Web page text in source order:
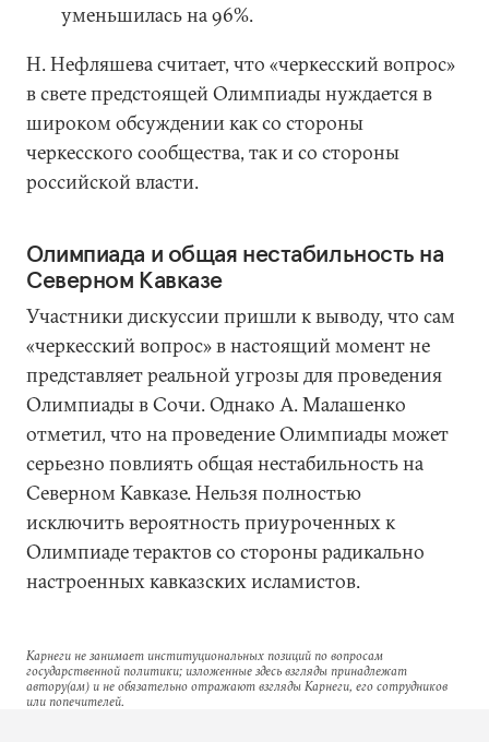
уменьшилась на 96%.
Н. Нефляшева считает, что «черкесский вопрос»
в свете предстоящей Олимпиады нуждается в
широком обсуждении как со стороны
черкесского сообщества, так и со стороны
российской власти.
Олимпиада и общая нестабильность на
Северном Кавказе
Участники дискуссии пришли к выводу, что сам
«черкесский вопрос» в настоящий момент не
представляет реальной угрозы для проведения
Олимпиады в Сочи. Однако А. Малашенко
отметил, что на проведение Олимпиады может
серьезно повлиять общая нестабильность на
Северном Кавказе. Нельзя полностью
исключить вероятность приуроченных к
Олимпиаде терактов со стороны радикально
настроенных кавказских исламистов.
Карнеги не занимает институциональных позиций по вопросам
государственной политики; изложенные здесь взгляды принадлежат
автору(ам) и не обязательно отражают взгляды Карнеги, его сотрудников
или попечителей.